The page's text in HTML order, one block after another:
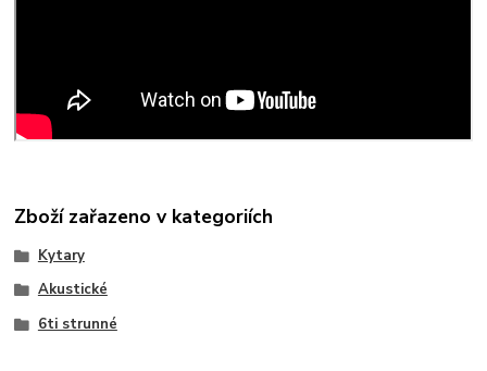
Zboží zařazeno v kategoriích
Kytary
Akustické
6ti strunné